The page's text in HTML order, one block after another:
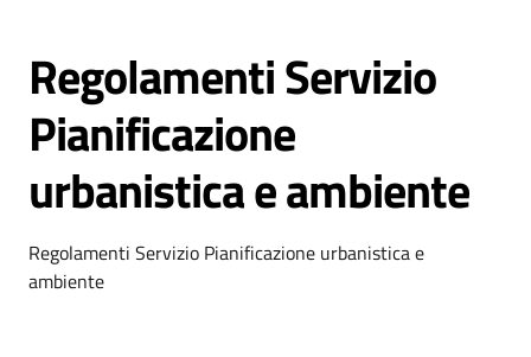
Regolamenti Servizio
Pianificazione
urbanistica e ambiente
Regolamenti Servizio Pianificazione urbanistica e
ambiente